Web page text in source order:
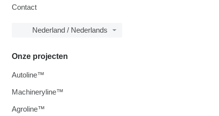
Contact
Nederland / Nederlands
Onze projecten
Autoline™
Machineryline™
Agroline™